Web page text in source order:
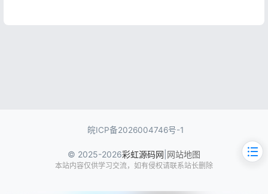
皖ICP备2026004746号-1
© 2025-2026彩虹源码网 网站地图
本站内容仅供学习交流，如有侵权请联系站长删除